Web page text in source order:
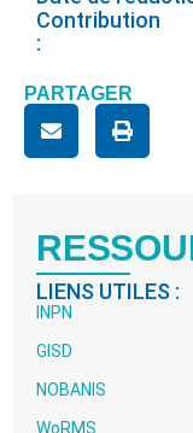
Contribution
:
PARTAGER
LIENS UTILES :
INPN
GISD
NOBANIS
WoRMS